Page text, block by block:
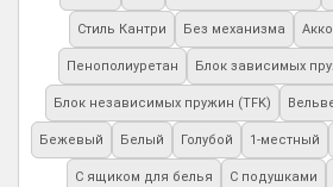
Стиль Кантри Без механизма
Пенополиуретан Блок зависимых
Блок независимых пружин (TFK)
Бежевый Белый Голубой 1-местный
С ящиком для белья С подушками